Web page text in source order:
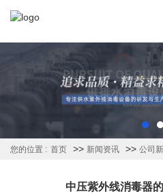
您的位置 : 首页 >> 新闻资讯 >> 公司
中压紫外线消毒器